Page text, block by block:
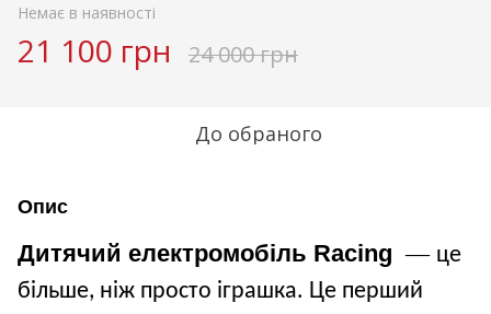
Немає в наявності
21 100 грн 24 000 грн
До обраного
Опис
Дитячий електромобіль Racing — це
більше, ніж просто іграшка. Це перший